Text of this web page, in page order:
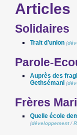
Articles
Solidaires
Trait d’union (
Parole-
Auprès des
Gethsémani (
Frères
Quelle école
(développement/